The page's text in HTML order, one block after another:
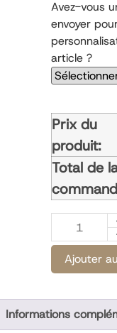
passée.
Avez-vous
envoyer
article ?
Prix du
produit:
Total de
Ajouter
Informations